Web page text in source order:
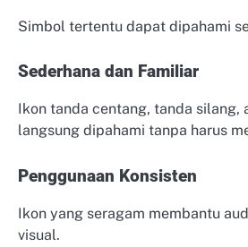
Simbol tertentu dapat dipahami
Sederhana dan Familiar
Ikon tanda centang, tanda silang,
langsung dipahami tanpa harus
Penggunaan Konsisten
Ikon yang seragam membantu
visual.